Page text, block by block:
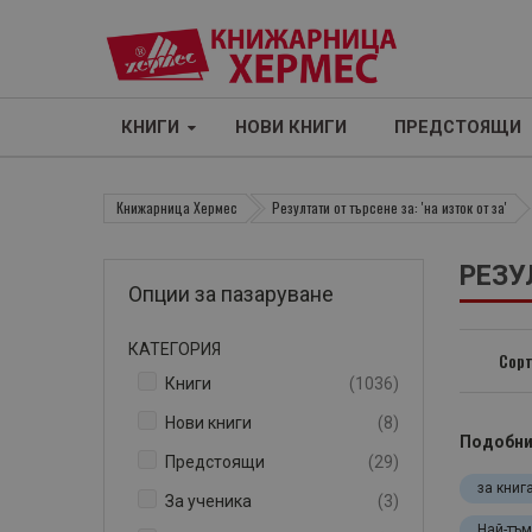
КНИГИ НОВИ КНИГИ ПРЕДСТОЯЩИ
Книжарница Хермес Резултати от търсене за: 'на изток от за'
за книга
Опции за пазаруване
КАТЕГОРИЯ
Книги
1036артикули
Нови книги 8артикули
Предстоящи 29артикули
За ученика 3артикули